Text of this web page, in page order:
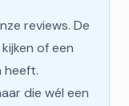
reviews. De
of een
heeft.
die wél een